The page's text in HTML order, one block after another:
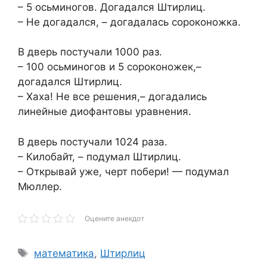
– 5 осьминогов. Догадался Штирлиц.
– Не догадался, – догадалась сороконожка.
В дверь постучали 1000 раз.
– 100 осьминогов и 5 сороконожек,–
догадался Штирлиц.
– Хаха! Не все решения,– догадались
линейные диофантовы уравнения.
В дверь постучали 1024 раза.
– Килобайт, – подумал Штирлиц.
– Открывай уже, черт побери! — подумал
Мюллер.
Оцените анекдот
Метки
математика, Штирлиц